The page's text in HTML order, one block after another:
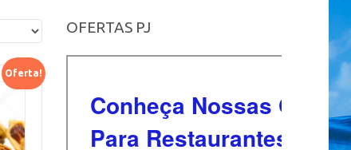
Oferta!
OFERTAS PJ